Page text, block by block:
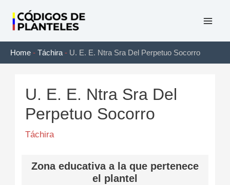
contenido
Home - Táchira - U. E. E. Ntra Sra Del Perpetuo Socorro
U. E. E. Ntra Sra Del
Perpetuo Socorro
Táchira
Zona educativa a la que pertenece
el plantel